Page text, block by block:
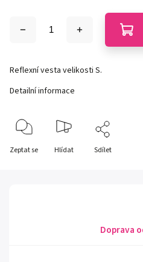
Reflexní vesta velikosti S.
Detailní informace
Zeptat se Hlídat Sdílet
Doprava